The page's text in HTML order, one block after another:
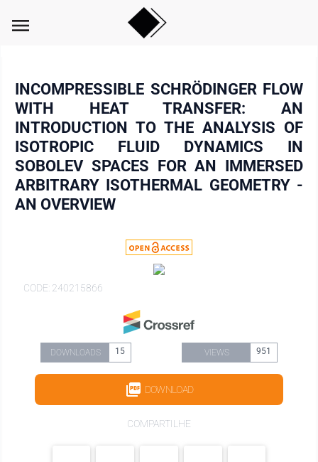
menu
INCOMPRESSIBLE SCHRÖDINGER FLOW
WITH HEAT TRANSFER: AN
INTRODUCTION TO THE ANALYSIS OF
ISOTROPIC FLUID DYNAMICS IN
SOBOLEV SPACES FOR AN IMMERSED
ARBITRARY ISOTHERMAL GEOMETRY -
AN OVERVIEW
CODE: 240215866
DOWNLOADS 15 VIEWS 951
DOWNLOAD
COMPARTILHE